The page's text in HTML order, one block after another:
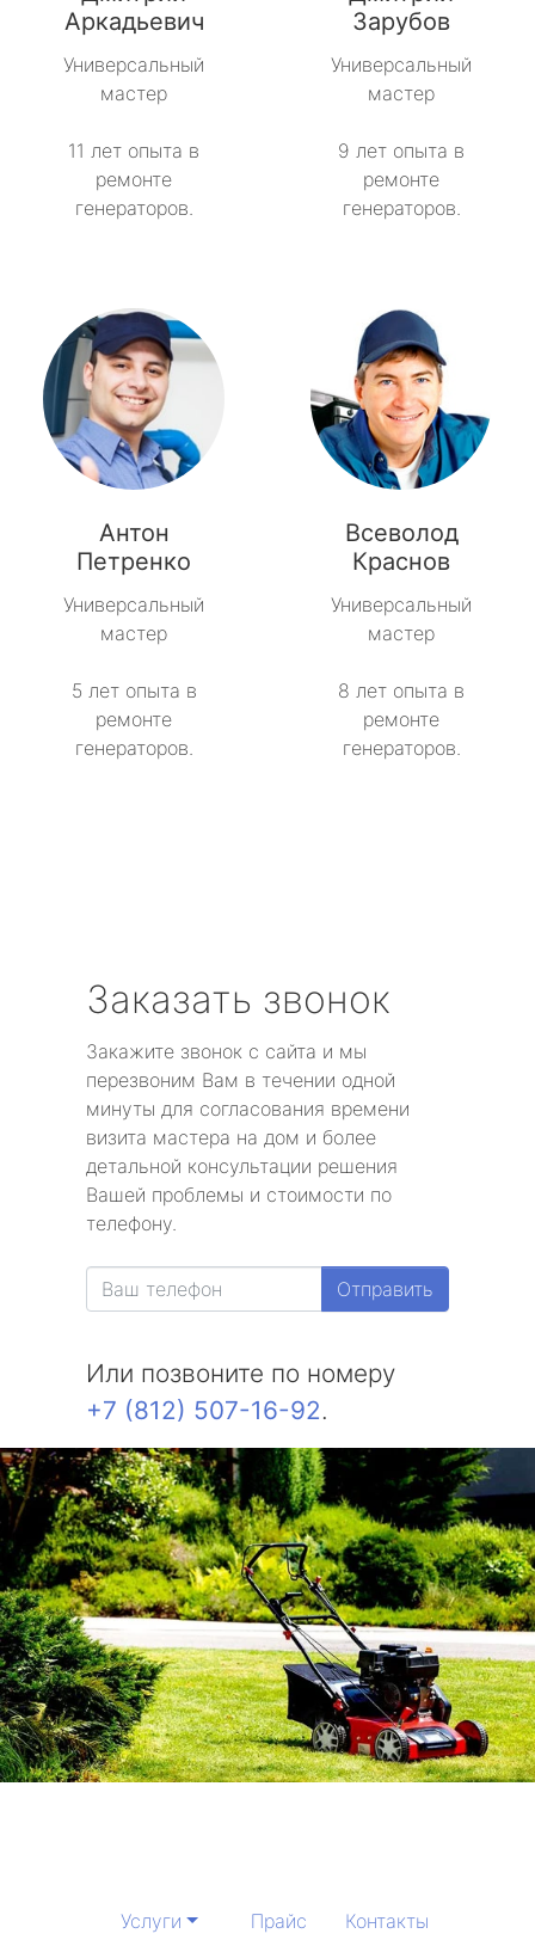
Аркадьевич
Универсальный
мастер
11 лет опыта в
ремонте
генераторов.
Зарубов
Универсальный
мастер
9 лет опыта в
ремонте
генераторов.
Антон
Петренко
Универсальный
мастер
5 лет опыта в
ремонте
генераторов.
Всеволод
Краснов
Универсальный
мастер
8 лет опыта в
ремонте
генераторов.
Заказать звонок
Закажите звонок с сайта и мы
перезвоним Вам в течении одной
минуты для согласования времени
визита мастера на дом и более
детальной консультации решения
Вашей проблемы и стоимости по
телефону.
Отправить
Или позвоните по номеру
+7 (812) 507-16-92.
Услуги Прайс Контакты